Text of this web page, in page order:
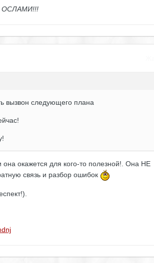
ОСЛАМИ!!!
вызвон следующего плана
окажется для кого-то полезной!. Она НЕ
связь и разбор ошибок